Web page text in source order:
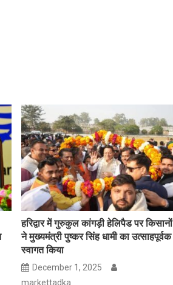
हरिद्वार में गुरुकुल कांगड़ी हेलिपैड पर किसानों
ने मुख्यमंत्री पुष्कर सिंह धामी का उत्साहपूर्वक
स्वागत किया
December 1, 2025
markettadka